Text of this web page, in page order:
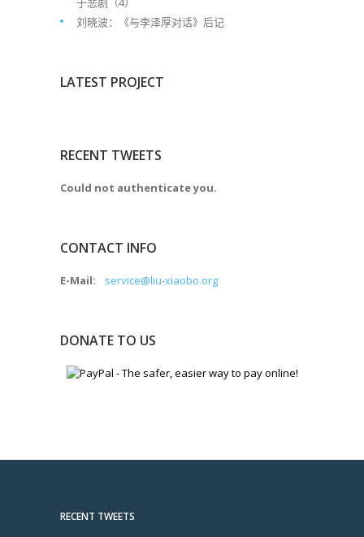
刘晓波：《与李泽厚对话》后记
LATEST PROJECT
RECENT TWEETS
Could not authenticate you.
CONTACT INFO
E-Mail: service@liu-xiaobo.org
DONATE TO US
RECENT TWEETS